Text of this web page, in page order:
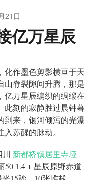
21日
亿万星辰
化作墨色剪影横亘于天
山脊裂隙间升腾，那是
亿万星辰编织的绸缎在
此刻的寂静胜过晨钟暮
到来，银河倾泻的光瀑
苏醒的脉动。
川 新都桥镇居里寺垭
50 1.4 + 星辰原野赤道